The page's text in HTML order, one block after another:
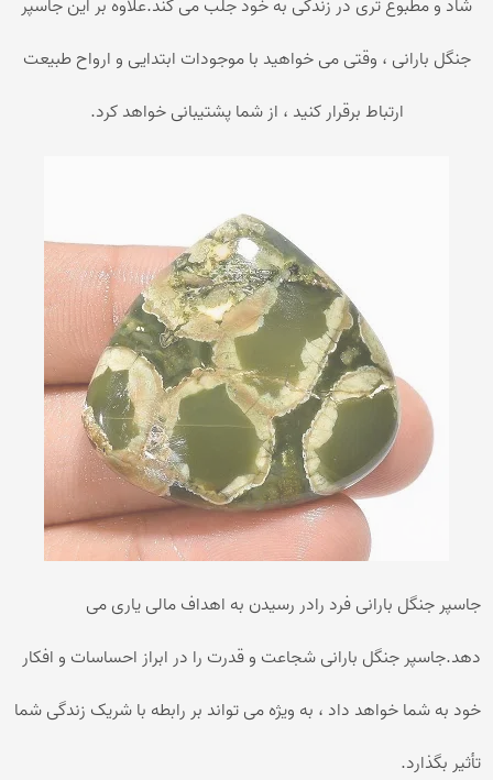
شاد و مطبوع تری در زندگی به خود جلب می کند.علاوه بر این جاسپر
جنگل بارانی ، وقتی می خواهید با موجودات ابتدایی و ارواح طبیعت
ارتباط برقرار کنید ، از شما پشتیبانی خواهد کرد.
جاسپر جنگل بارانی فرد رادر رسیدن به اهداف مالی یاری می
دهد.جاسپر جنگل بارانی شجاعت و قدرت را در ابراز احساسات و افکار
خود به شما خواهد داد ، به ویژه می تواند بر رابطه با شریک زندگی شما
تأثیر بگذارد.